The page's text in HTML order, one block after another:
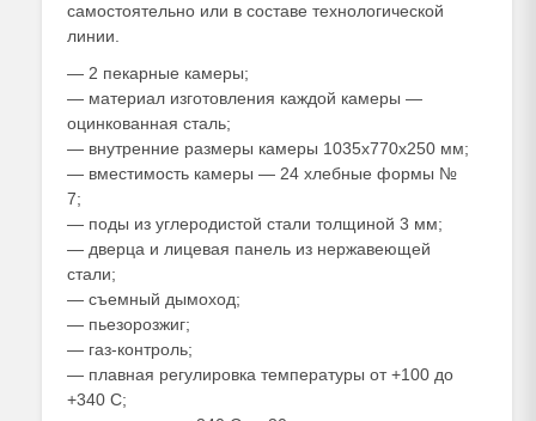
самостоятельно или в составе технологической
линии.
— 2 пекарные камеры;
— материал изготовления каждой камеры —
оцинкованная сталь;
— внутренние размеры камеры 1035х770х250 мм;
— вместимость камеры — 24 хлебные формы №
7;
— поды из углеродистой стали толщиной 3 мм;
— дверца и лицевая панель из нержавеющей
стали;
— съемный дымоход;
— пьезорозжиг;
— газ-контроль;
— плавная регулировка температуры от +100 до
+340 С;